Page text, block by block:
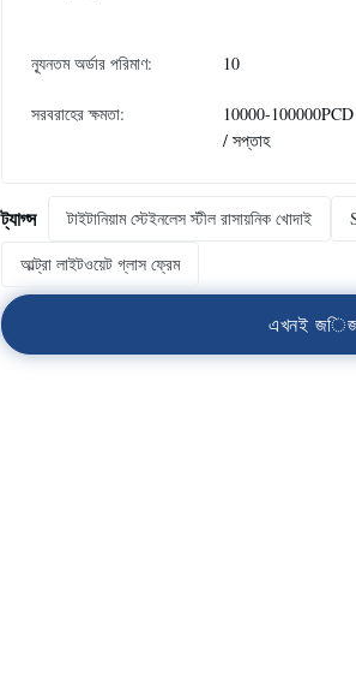
ন্যূনতম অর্ডার পরিমাণ: 10
সরবরাহের ক্ষমতা:
10000-100000PCD
/ সপ্তাহ
ট্যাগ্স টাইটানিয়াম স্টেইনলেস স্টীল রাসায়নিক খোদাই
আল্ট্রা লাইটওয়েট গ্লাস ফ্রেম
এখনই জি